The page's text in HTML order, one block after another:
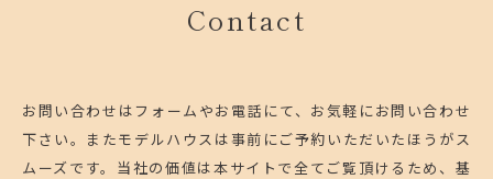
Contact
お問い合わせはフォームやお電話にて、お気軽にお問い合わせ
下さい。 またモデルハウスは事前にご予約いただいたほうがス
ムーズです。 当社の価値は本サイトで全てご覧頂けるため、基